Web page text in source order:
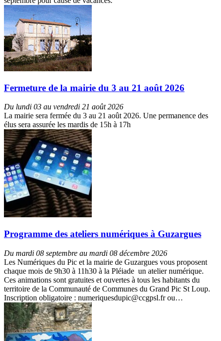
Fermeture de la mairie du 3 au 21 août 2026
Du lundi 03 au vendredi 21 août 2026
La mairie sera fermée du 3 au 21 août 2026. Une permanence des
élus sera assurée les mardis de 15h à 17h
Programme des ateliers numériques à Guzargues
Du mardi 08 septembre au mardi 08 décembre 2026
Les Numériques du Pic et la mairie de Guzargues vous proposent
chaque mois de 9h30 à 11h30 à la Pléiade un atelier numérique.
Ces animations sont gratuites et ouvertes à tous les habitants du
territoire de la Communauté de Communes du Grand Pic St Loup.
Inscription obligatoire : numeriquesdupic@ccgpsl.fr ou…